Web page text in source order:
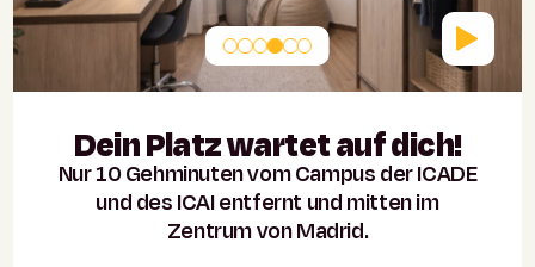
Dein Platz wartet auf dich!
Nur 10 Gehminuten vom Campus der ICADE
und des ICAI entfernt und mitten im
Zentrum von Madrid.